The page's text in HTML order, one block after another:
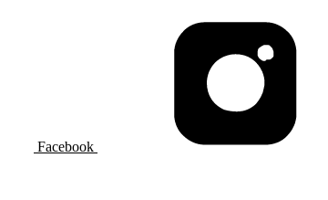
Facebook